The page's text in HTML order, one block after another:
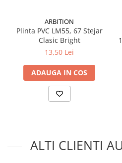
Placi gips carton
Profile gips carton
Accesorii gips carton
Benzi gips carton
Accesorii tencuieli
Silicon, spume si adezivi de montaj
Spuma
ARBITION
Plinta PVC LM55, 67 Stejar
Clasic Bright
13,50 Lei
ADAUGA IN COS
ALTI CLIENTI